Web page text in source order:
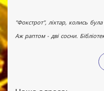
"Фокстрот", ліхтар, колись була
Аж раптом - дві сосни.